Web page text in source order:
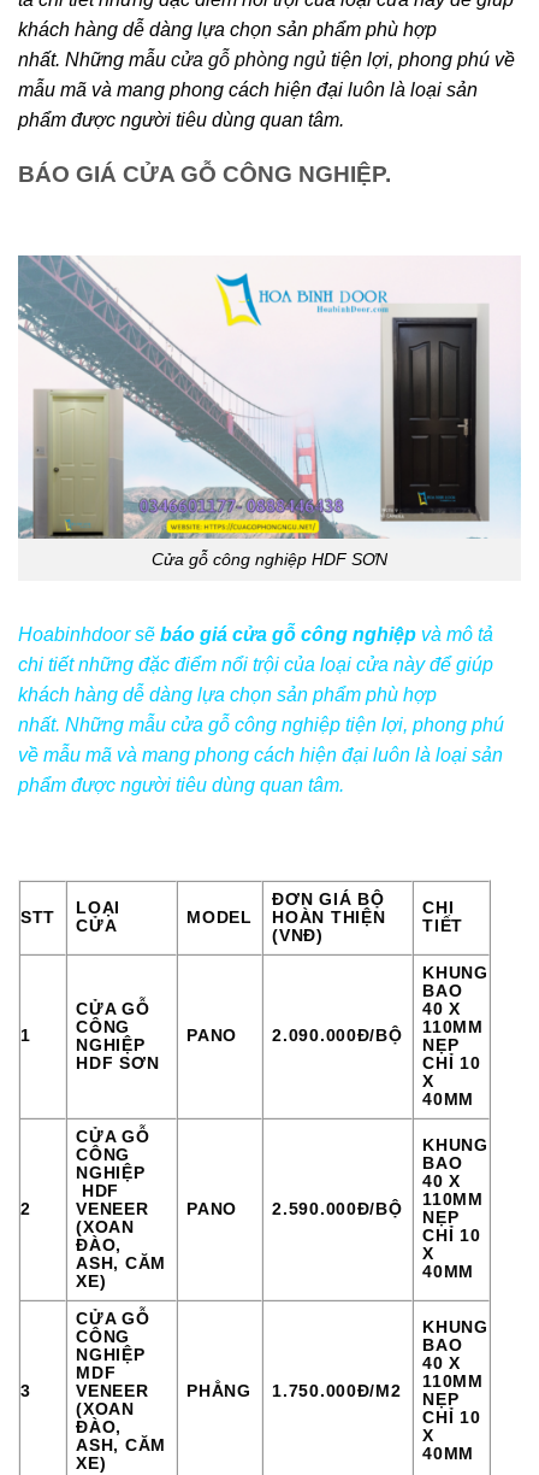
khách hàng dễ dàng lựa chọn sản phẩm phù hợp
nhất. Những mẫu cửa gỗ phòng ngủ tiện lợi, phong phú về
mẫu mã và mang phong cách hiện đại luôn là loại sản
phẩm được người tiêu dùng quan tâm.
BÁO GIÁ CỬA GỖ CÔNG NGHIỆP.
Cửa gỗ công nghiệp HDF SƠN
Hoabinhdoor sẽ báo giá cửa gỗ công nghiệp và mô tả
chi tiết những đặc điểm nổi trội của loại cửa này để giúp
khách hàng dễ dàng lựa chọn sản phẩm phù hợp
nhất. Những mẫu cửa gỗ công nghiệp tiện lợi, phong phú
về mẫu mã và mang phong cách hiện đại luôn là loại sản
phẩm được người tiêu dùng quan tâm.
STT
LOẠI
CỬA
MODEL
ĐƠN GIÁ BỘ
HOÀN THIỆN
(VNĐ)
CHI
TIẾT
1
CỬA GỖ
CÔNG
NGHIỆP
HDF SƠN
PANO 2.090.000Đ/BỘ
KHUNG
BAO
40 X
110MM
NẸP
CHỈ 10
X
40MM
2
CỬA GỖ
CÔNG
NGHIỆP
HDF
VENEER
(XOAN
ĐÀO,
ASH, CĂM
XE)
PANO 2.590.000Đ/BỘ
KHUNG
BAO
40 X
110MM
NẸP
CHỈ 10
X
40MM
3
CỬA GỖ
CÔNG
NGHIỆP
MDF
VENEER
(XOAN
ĐÀO,
ASH, CĂM
XE)
PHẲNG 1.750.000Đ/M2
KHUNG
BAO
40 X
110MM
NẸP
CHỈ 10
X
40MM